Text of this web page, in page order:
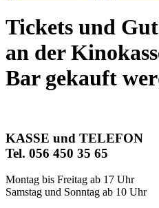
Tickets und
an der
Bar gekauft
KASSE und TELEFON
Tel. 056 450 35 65
Montag bis Freitag ab 17 Uhr
Samstag und Sonntag ab 10 Uhr